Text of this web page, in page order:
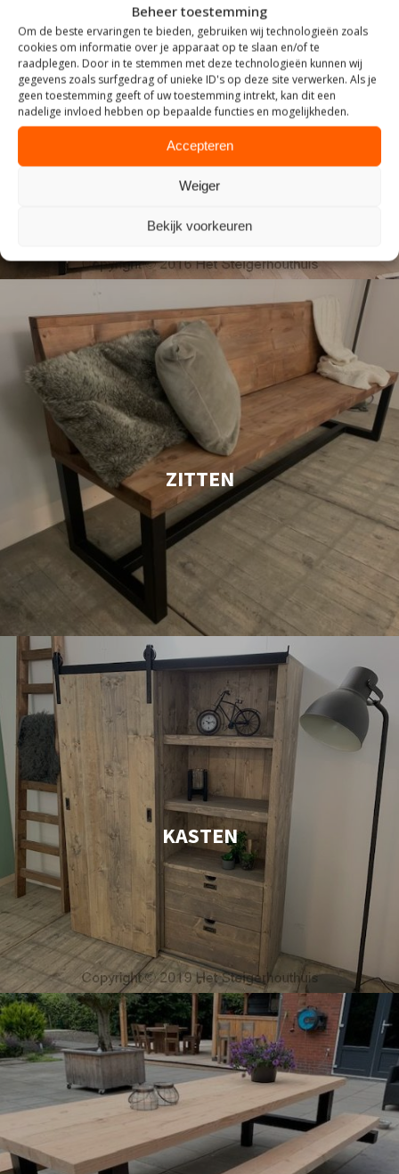
Beheer toestemming
Om de beste ervaringen te bieden, gebruiken wij technologieën zoals
cookies om informatie over je apparaat op te slaan en/of te
raadplegen. Door in te stemmen met deze technologieën kunnen wij
gegevens zoals surfgedrag of unieke ID's op deze site verwerken. Als je
geen toestemming geeft of uw toestemming intrekt, kan dit een
nadelige invloed hebben op bepaalde functies en mogelijkheden.
Accepteren
Weiger
Bekijk voorkeuren
INDUSTRIEEL
ZITTEN
KASTEN